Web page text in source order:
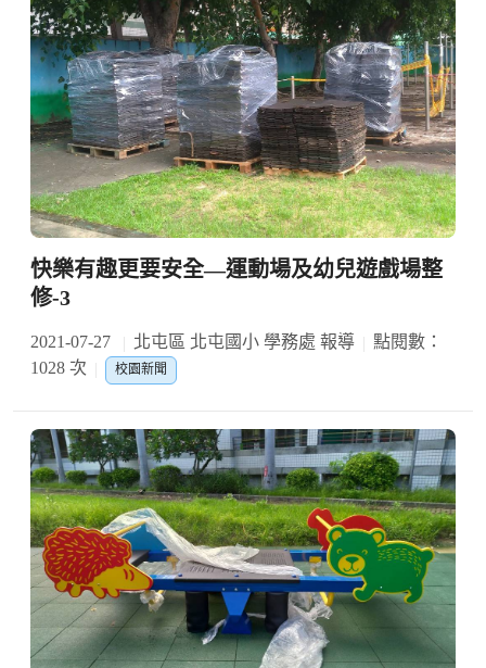
快樂有趣更要安全—運動場及幼兒遊戲場整
修-3
2021-07-27 北屯區 北屯國小 學務處 報導
點閱數：
1028 次
校園新聞